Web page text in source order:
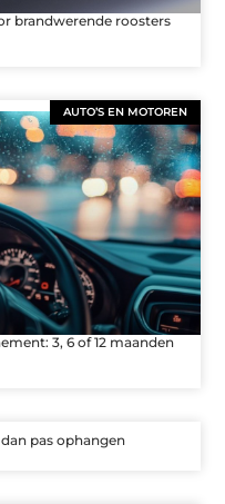
brandwerende roosters
AUTO’S EN MOTOREN
3, 6 of 12 maanden
pas ophangen